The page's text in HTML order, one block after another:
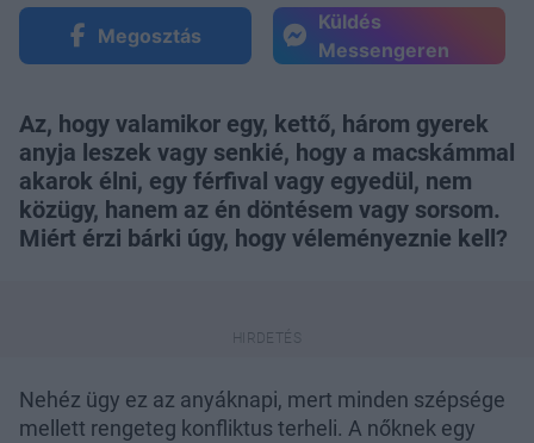
Megosztás
Küldés
Messengeren
Az, hogy valamikor egy, kettő, három gyerek
anyja leszek vagy senkié, hogy a macskámmal
akarok élni, egy férfival vagy egyedül, nem
közügy, hanem az én döntésem vagy sorsom.
Miért érzi bárki úgy, hogy véleményeznie kell?
Nehéz ügy ez az anyáknapi, mert minden szépsége
mellett rengeteg konfliktus terheli. A nőknek egy